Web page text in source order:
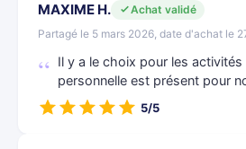
MAXIME H.
Achat validé
Partagé le 5 mars 2026, date d'achat le
Il y a le choix pour les
personnelle est présent pour
5/5